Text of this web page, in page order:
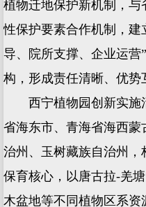
植物迁地保护新机制，
性保护要素合作机制，建
导、院所支撑、企业运营
构，形成责任清晰、优势
西宁植物园创新实施
省海东市、青海省海西蒙
治州、玉树藏族自治州
保育核心，以唐古拉-羌
木盆地等不同植物区系